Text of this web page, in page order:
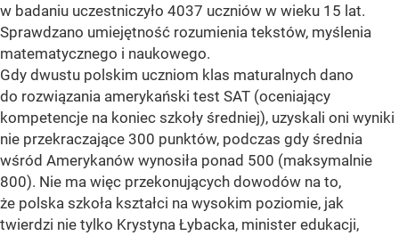
w badaniu uczestniczyło 4037 uczniów w wieku 15 lat.
Sprawdzano umiejętność rozumienia tekstów, myślenia
matematycznego i naukowego.
Gdy dwustu polskim uczniom klas maturalnych dano
do rozwiązania amerykański test SAT (oceniający
kompetencje na koniec szkoły średniej), uzyskali oni wyniki
nie przekraczające 300 punktów, podczas gdy średnia
wśród Amerykanów wynosiła ponad 500 (maksymalnie
800). Nie ma więc przekonujących dowodów na to,
że polska szkoła kształci na wysokim poziomie, jak
twierdzi nie tylko Krystyna Łybacka, minister edukacji,